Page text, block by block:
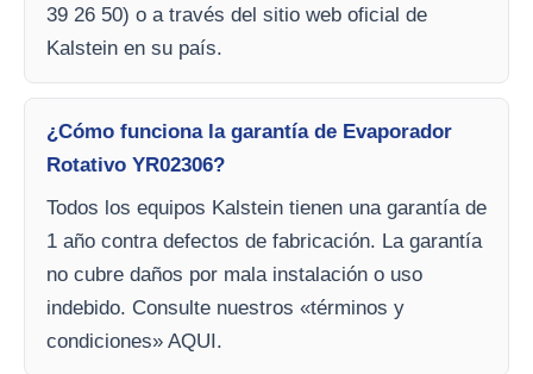
39 26 50) o a través del sitio web oficial de
Kalstein en su país.
¿Cómo funciona la garantía de Evaporador
Rotativo YR02306?
Todos los equipos Kalstein tienen una garantía de
1 año contra defectos de fabricación. La garantía
no cubre daños por mala instalación o uso
indebido. Consulte nuestros «términos y
condiciones» AQUI.